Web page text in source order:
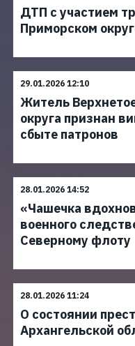
ДТП с участием
Приморском
29.01.2026 12:10
Житель
округа признан
сбыте патронов
28.01.2026 14:52
«Чашечка
военного
Северному флоту
28.01.2026 11:24
О состоянии
Архангельской